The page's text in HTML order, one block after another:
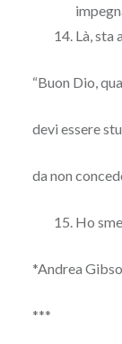
Là, sta
“Buon Dio,
devi essere
da non
Ho
*Andrea
***